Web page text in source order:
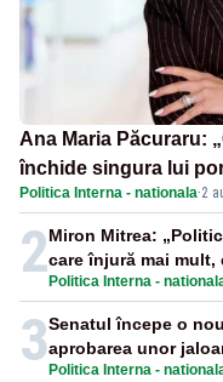
Ana Maria Păcuraru:
închide singura lui
Politica Interna - nationala·2
2Politica Interna -
Miron Mitrea:
care înjură mai mult,
3Politica Interna -
Senatul începe o
aprobarea unor